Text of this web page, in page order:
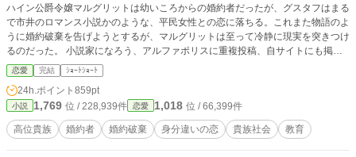
ハイン公爵令嬢マルグリットは幼いころからの婚約者だったが、グスタフはまる
で市井のロマンス小説かのような、平民女性との恋に落ちる。これまた物語のよ
うに婚約破棄を告げようとするが、マルグリットは至って冷静に現実を突きつけ
るのだった。 小説家になろう、アルファポリスに重複投稿、自サイトにも掲
載。
恋愛 完結 ｼｮｰﾄｼｮｰﾄ
24h.ポイント 859pt
小説 1,769 位 / 228,939件 恋愛 1,018 位 / 66,399件
高位貴族 婚約者 婚約破棄 身分違いの恋 貴族社会 教育